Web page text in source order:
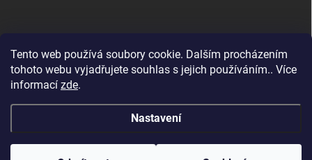
Tento web používá soubory cookie. Dalším procházením
tohoto webu vyjadřujete souhlas s jejich používáním.. Více
informací zde.
Nastavení
Kontakty
Formuláře ke stažení
Copyright 2026 ADIMA BRÁZDIL . Všechna práva vyhrazena.